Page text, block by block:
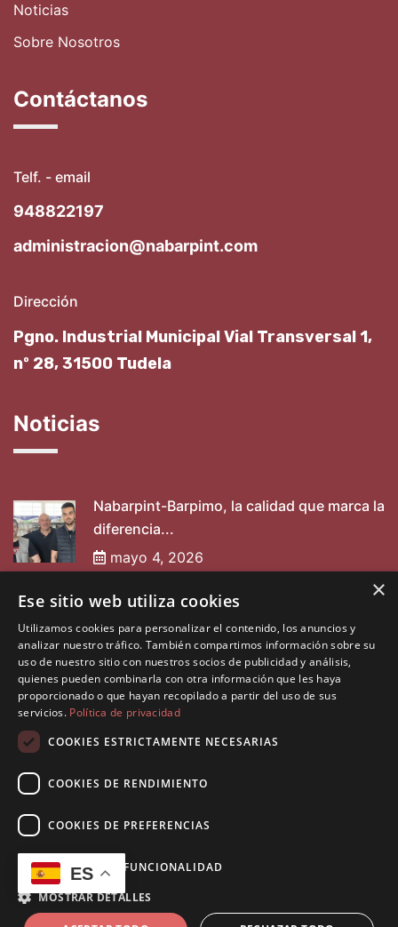
Noticias
Sobre Nosotros
Contáctanos
Telf. - email
948822197
administracion@nabarpint.com
Dirección
Pgno. Industrial Municipal Vial Transversal 1,
nº 28, 31500 Tudela
Noticias
Nabarpint-Barpimo, la calidad que marca la
diferencia...
mayo 4, 2026
mayo 2, 2025
©2026 Diseñado por
reservados.
Política de Privacidad
Aviso Legal
ES
×
Ese sitio web utiliza cookies
Utilizamos cookies para personalizar el contenido, los anuncios y
analizar nuestro tráfico. También compartimos información sobre su
uso de nuestro sitio con nuestros socios de publicidad y análisis,
quienes pueden combinarla con otra información que les haya
proporcionado o que hayan recopilado a partir del uso de sus
servicios. Política de privacidad
COOKIES ESTRICTAMENTE NECESARIAS
COOKIES DE RENDIMIENTO
COOKIES DE PREFERENCIAS
COOKIES DE FUNCIONALIDAD
MOSTRAR DETALLES